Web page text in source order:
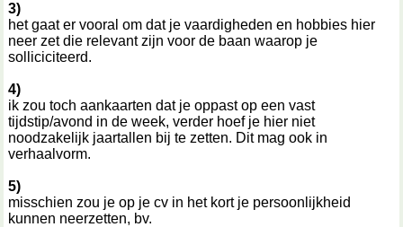
3)
het gaat er vooral om dat je vaardigheden en hobbies hier
neer zet die relevant zijn voor de baan waarop je
solliciciteerd.
4)
ik zou toch aankaarten dat je oppast op een vast
tijdstip/avond in de week, verder hoef je hier niet
noodzakelijk jaartallen bij te zetten. Dit mag ook in
verhaalvorm.
5)
misschien zou je op je cv in het kort je persoonlijkheid
kunnen neerzetten, bv.